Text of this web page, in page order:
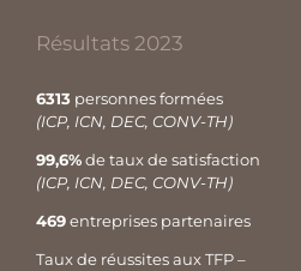
Résultats 2023
6313 personnes formées
(ICP, ICN, DEC, CONV-TH)
99,6%de taux de satisfaction
(ICP, ICN, DEC, CONV-TH)
469entreprises partenaires
Taux de réussites aux TFP –